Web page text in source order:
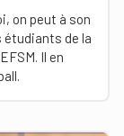
on peut à son
étudiants de la
Il en